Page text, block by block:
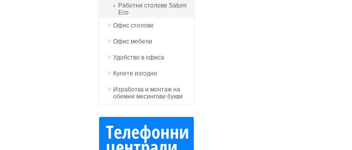
Работни столове Saturn
Eco
Офис столове
Офис мебели
Удобство в офиса
Купете изгодно
Изработка и монтаж на
обемни месингови букви